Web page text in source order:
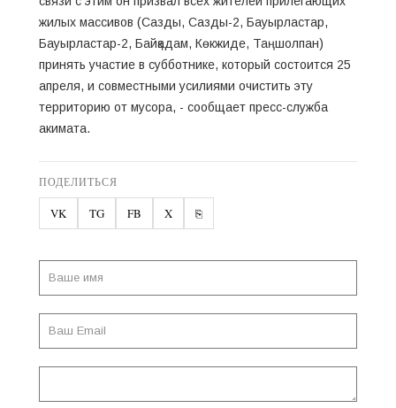
жилых массивов (Сазды, Сазды-2, Бауырластар,
Бауырластар-2, Байқадам, Көкжиде, Таңшолпан)
принять участие в субботнике, который состоится 25
апреля, и совместными усилиями очистить эту
территорию от мусора, - сообщает пресс-служба
акимата.
ПОДЕЛИТЬСЯ
VK TG FB X ⎘